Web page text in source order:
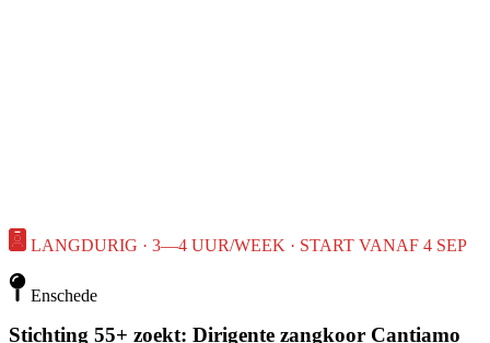
LANGDURIG · 3—4 UUR/WEEK · START VANAF 4 SEP
Enschede
Stichting 55+ zoekt: Dirigente zangkoor Cantiamo